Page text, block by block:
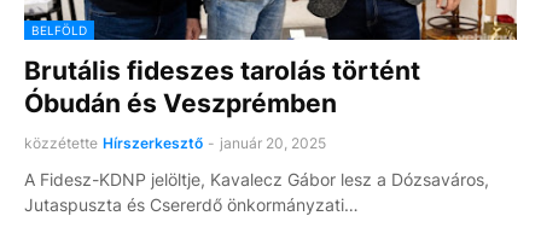
BELFÖLD
Brutális fideszes tarolás történt
Óbudán és Veszprémben
közzétette Hírszerkesztő - január 20, 2025
A Fidesz-KDNP jelöltje, Kavalecz Gábor lesz a Dózsaváros,
Jutaspuszta és Csererdő önkormányzati…